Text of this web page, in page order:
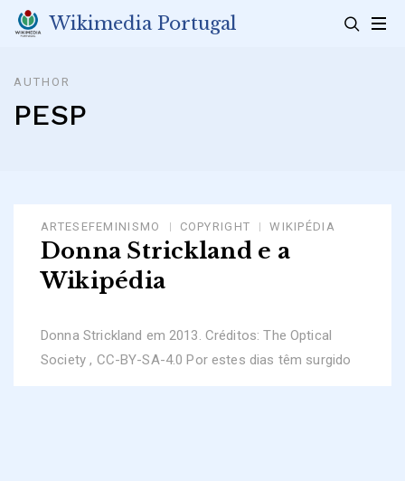
Skip
Wikimedia Portugal
AUTHOR
PESP
ARTESEFEMINISMO COPYRIGHT WIKIPÉDIA
Donna Strickland e a
Wikipédia
Donna Strickland em 2013. Créditos: The Optical
Society , CC-BY-SA-4.0 Por estes dias têm surgido